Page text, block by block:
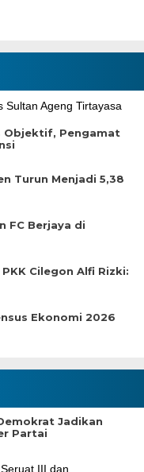
Objektif, Pengamat
Turun Menjadi 5,38
FC Berjaya di
Cilegon Alfi Rizki:
Ekonomi 2026
Jadikan
Partai